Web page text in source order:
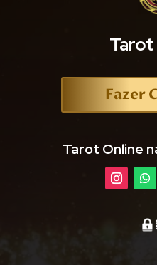
Tarot
Fazer
Tarot Online